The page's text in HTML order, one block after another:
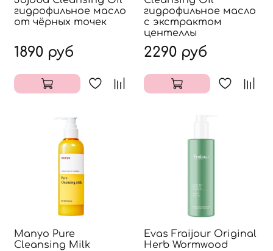
гидрофильное масло
от чёрных точек
1890 руб
гидрофильное масло
с экстрактом
центеллы
2290 руб
Manyo Pure
Cleansing Milk
Evas Fraijour Original
Herb Wormwood